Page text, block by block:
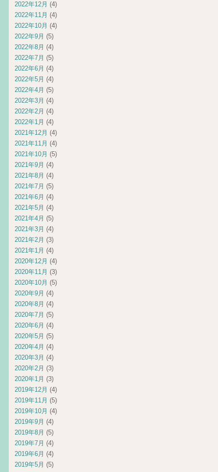
2022年12月 (4)
2022年11月 (4)
2022年10月 (4)
2022年9月 (5)
2022年8月 (4)
2022年7月 (5)
2022年6月 (4)
2022年5月 (4)
2022年4月 (5)
2022年3月 (4)
2022年2月 (4)
2022年1月 (4)
2021年12月 (4)
2021年11月 (4)
2021年10月 (5)
2021年9月 (4)
2021年8月 (4)
2021年7月 (5)
2021年6月 (4)
2021年5月 (4)
2021年4月 (5)
2021年3月 (4)
2021年2月 (3)
2021年1月 (4)
2020年12月 (4)
2020年11月 (3)
2020年10月 (5)
2020年9月 (4)
2020年8月 (4)
2020年7月 (5)
2020年6月 (4)
2020年5月 (5)
2020年4月 (4)
2020年3月 (4)
2020年2月 (3)
2020年1月 (3)
2019年12月 (4)
2019年11月 (5)
2019年10月 (4)
2019年9月 (4)
2019年8月 (5)
2019年7月 (4)
2019年6月 (4)
2019年5月 (5)